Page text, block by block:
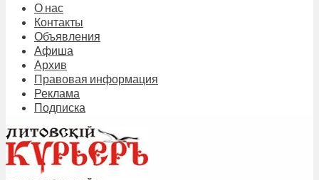
О нас
Контакты
Объявления
Афиша
Архив
Правовая информация
Реклама
Подписка